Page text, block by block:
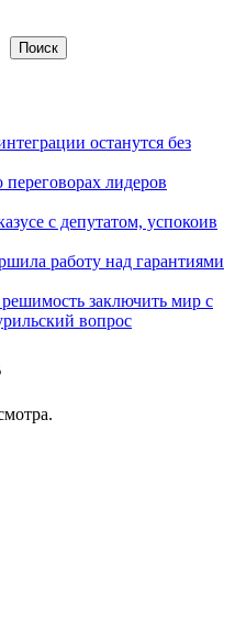
Поиск
останутся без
переговорах лидеров
с депутатом, успокоив
работу над гарантиями
заключить мир с
вопрос